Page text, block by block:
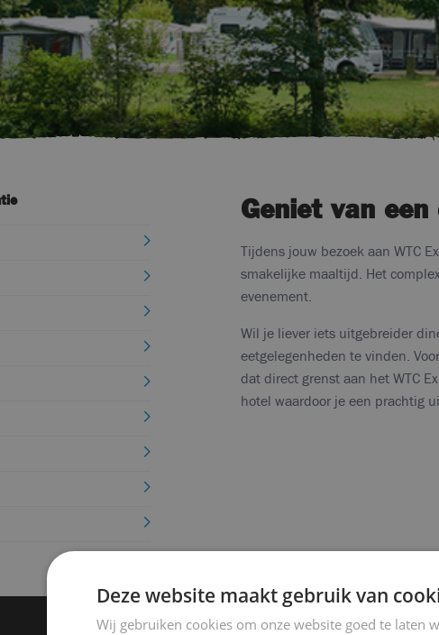
Geniet van
Tijdens jouw bezoek aan WTC
smakelijke maaltijd. Het
evenement.
Wil je liever iets uitgebreider
eetgelegenheden te vinden.
dat direct grenst aan het WTC
hotel waardoor je een prachtig
Deze website maakt gebruik van
Wij gebruiken cookies om onze website goed te laten